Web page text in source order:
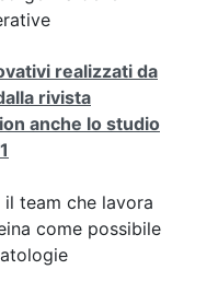
realizzati da
rivista
anche lo studio
team che lavora
come possibile